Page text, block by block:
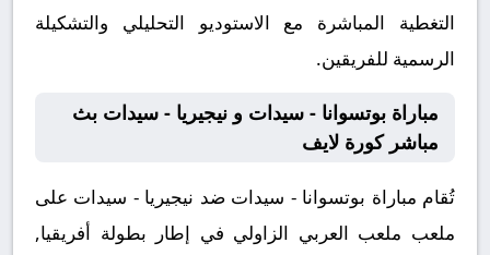
التغطية المباشرة مع الاستوديو التحليلي والتشكيلة
الرسمية للفريقين.
مباراة بوتسوانا - سيدات و نيجيريا - سيدات بث
مباشر كورة لايف
تُقام مباراة بوتسوانا - سيدات ضد نيجيريا - سيدات على
ملعب ملعب العربي الزاولي في إطار بطولة أفريقيا,